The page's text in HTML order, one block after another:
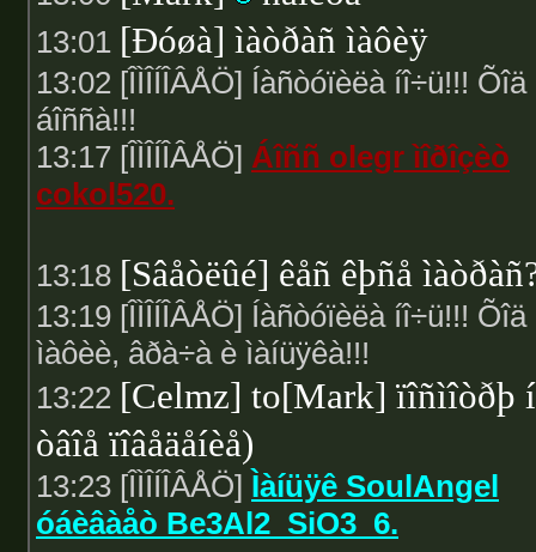
13:01 [Ðóøà] ìàòðàñ ìàôèÿ
13:02 [ÎÌÎÍÎÂÅÖ] Íàñòóïèëà íî÷ü!!! Õîä
áîññà!!!
13:17 [ÎÌÎÍÎÂÅÖ] Áîññ olegr ìîðîçèò
cokol520.
13:18 [Sâåòëûé] êåñ êþñå
13:19 [ÎÌÎÍÎÂÅÖ] Íàñòóïèëà íî÷ü!!! Õîä
ìàôèè, âðà÷à è ìàíüÿêà!!!
13:22 [Celmz] to[Mark] ïîñìîòðþ
òâîå ïîâåäåíèå)
13:23 [ÎÌÎÍÎÂÅÖ] Ìàíüÿê SoulAngel
óáèâàåò Be3Al2_SiO3_6.